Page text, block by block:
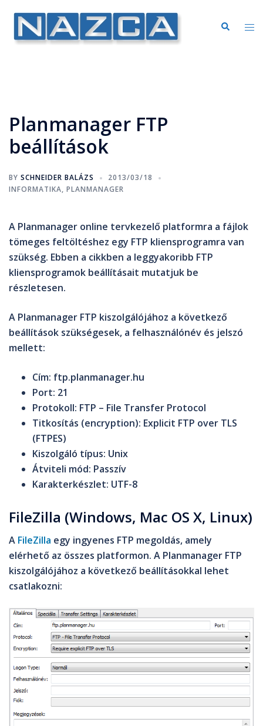
Planmanager FTP
beállítások
BY SCHNEIDER BALÁZS
2013/03/18
INFORMATIKA, PLANMANAGER
A Planmanager online tervkezelő platformra a fájlok
tömeges feltöltéshez egy FTP kliensprogramra van
szükség. Ebben a cikkben a leggyakoribb FTP
kliensprogramok beállításait mutatjuk be
részletesen.
A Planmanager FTP kiszolgálójához a következő
beállítások szükségesek, a felhasználónév és jelszó
mellett:
Cím: ftp.planmanager.hu
Port: 21
Protokoll: FTP – File Transfer Protocol
Titkosítás (encryption): Explicit FTP over TLS
(FTPES)
Kiszolgáló típus: Unix
Átviteli mód: Passzív
Karakterkészlet: UTF-8
FileZilla (Windows, Mac OS X, Linux)
A FileZilla egy ingyenes FTP megoldás, amely
elérhető az összes platformon. A Planmanager FTP
kiszolgálójához a következő beállításokkal lehet
csatlakozni: